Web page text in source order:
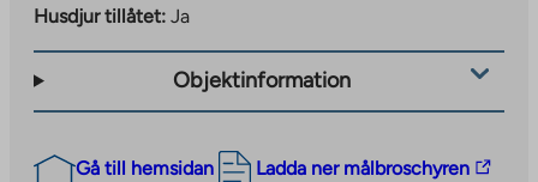
Husdjur tillåtet: Ja
Objektinformation
Gå till hemsidan Ladda ner målbroschyren
The